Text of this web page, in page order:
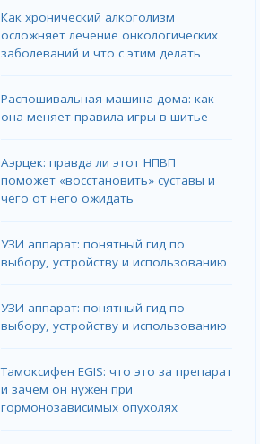
Как хронический алкоголизм
осложняет лечение онкологических
заболеваний и что с этим делать
Распошивальная машина дома: как
она меняет правила игры в шитье
Аэрцек: правда ли этот НПВП
поможет «восстановить» суставы и
чего от него ожидать
УЗИ аппарат: понятный гид по
выбору, устройству и использованию
УЗИ аппарат: понятный гид по
выбору, устройству и использованию
Тамоксифен EGIS: что это за препарат
и зачем он нужен при
гормонозависимых опухолях